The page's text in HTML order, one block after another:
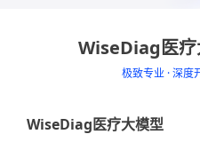
WiseDiag医疗
极致专业 · 深度
WiseDiag医疗大模型